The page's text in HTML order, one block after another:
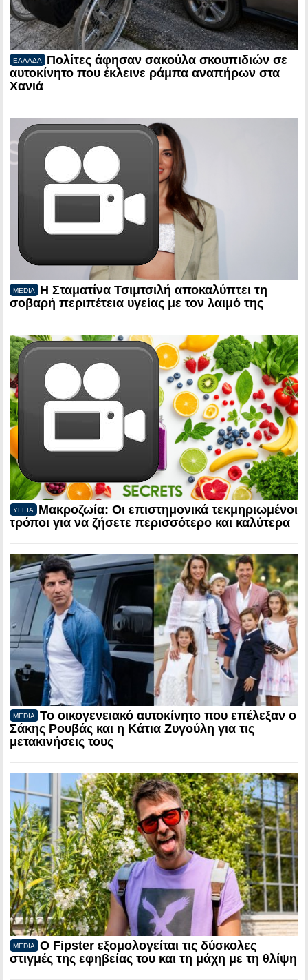
ΕΛΛΑΔΑ
Πολίτες άφησαν σακούλα σκουπιδιών σε
αυτοκίνητο που έκλεινε ράμπα αναπήρων στα
Χανιά
MEDIA
Η Σταματίνα Τσιμτσιλή αποκαλύπτει τη
σοβαρή περιπέτεια υγείας με τον λαιμό της
ΥΓΕΙΑ
Μακροζωία: Οι επιστημονικά τεκμηριωμένοι
τρόποι για να ζήσετε περισσότερο και καλύτερα
MEDIA
Το οικογενειακό αυτοκίνητο που επέλεξαν ο
Σάκης Ρουβάς και η Κάτια Ζυγούλη για τις
μετακινήσεις τους
MEDIA
Ο Fipster εξομολογείται τις δύσκολες
στιγμές της εφηβείας του και τη μάχη με τη θλίψη